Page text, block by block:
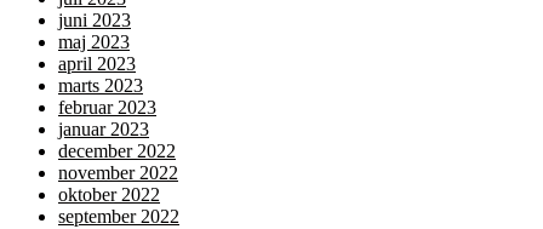
juni 2023
maj 2023
april 2023
marts 2023
februar 2023
januar 2023
december 2022
november 2022
oktober 2022
september 2022